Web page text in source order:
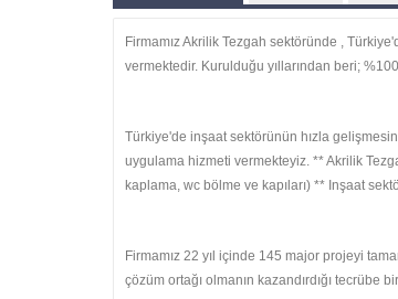
Firmamız Akrilik Tezgah sektöründe ,
vermektedir. Kurulduğu yıllarından beri;
Türkiye'de inşaat sektörünün hızla
uygulama hizmeti vermekteyiz. ** Akrilik
kaplama, wc bölme ve kapıları) ** Inşaat
Firmamız 22 yıl içinde 145 major projeyi
çözüm ortağı olmanın kazandırdığı tecrübe